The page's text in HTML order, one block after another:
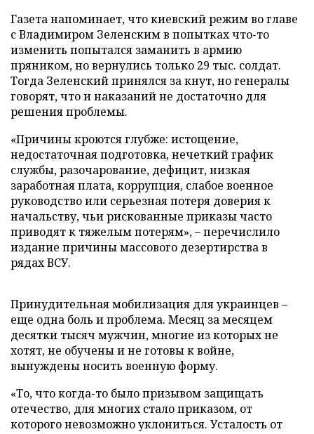
Газета напоминает, что киевский режим во главе
с Владимиром Зеленским в попытках что-то
изменить попытался заманить в армию
пряником, но вернулись только 29 тыс. солдат.
Тогда Зеленский принялся за кнут, но генералы
говорят, что и наказаний не достаточно для
решения проблемы.
«Причины кроются глубже: истощение,
недостаточная подготовка, нечеткий график
службы, разочарование, дефицит, низкая
заработная плата, коррупция, слабое военное
руководство или серьезная потеря доверия к
начальству, чьи рискованные приказы часто
приводят к тяжелым потерям», – перечислило
издание причины массового дезертирства в
рядах ВСУ.
Принудительная мобилизация для украинцев –
еще одна боль и проблема. Месяц за месяцем
десятки тысяч мужчин, многие из которых не
хотят, не обучены и не готовы к войне,
вынуждены носить военную форму.
«То, что когда-то было призывом защищать
отечество, для многих стало приказом, от
которого невозможно уклониться. Усталость от